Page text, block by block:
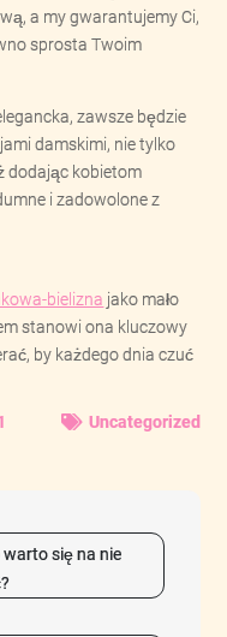
a my gwarantujemy Ci,
sprosta Twoim
zawsze będzie
damskimi, nie tylko
dodając kobietom
i zadowolone z
bielizna jako mało
stanowi ona kluczowy
by każdego dnia czuć
Uncategorized
warto się na nie